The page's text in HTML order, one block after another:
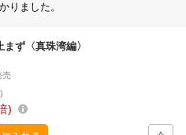
りました。
まず〈真珠湾編〉
売